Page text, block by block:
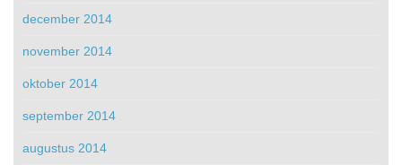
december 2014
november 2014
oktober 2014
september 2014
augustus 2014